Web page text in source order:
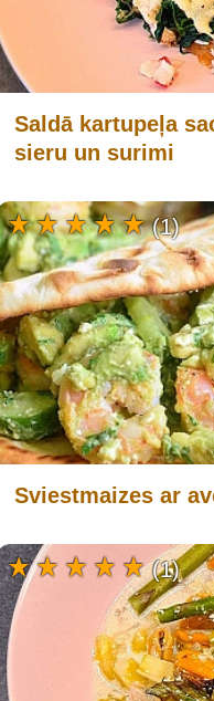
Saldā kartupeļa
sieru un surimi
Sviestmaizes ar
(1)
(1)